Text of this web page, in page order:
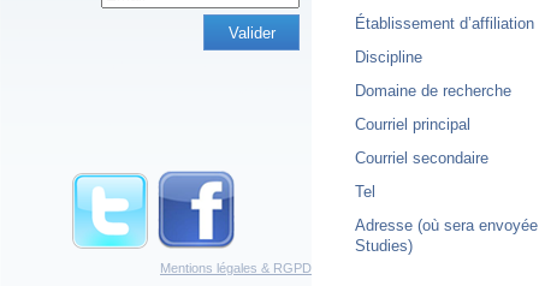
Mentions légales & RGPD
Établissement d’affiliation
Discipline
Domaine de recherche
Courriel principal
Courriel secondaire
Tel
Adresse (où sera
Studies)